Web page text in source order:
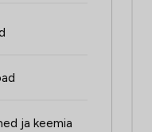
ja keemia